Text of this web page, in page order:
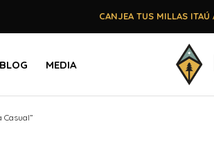
CANJEA TUS MILLAS ITAÚ
BLOG MEDIA
Casual”